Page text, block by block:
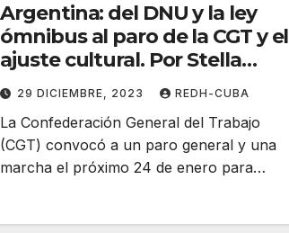
Argentina: del DNU y la ley
ómnibus al paro de la CGT y el
ajuste cultural. Por Stella
Calloni
29 DICIEMBRE, 2023 REDH-CUBA
La Confederación General del Trabajo
(CGT) convocó a un paro general y una
marcha el próximo 24 de enero para…